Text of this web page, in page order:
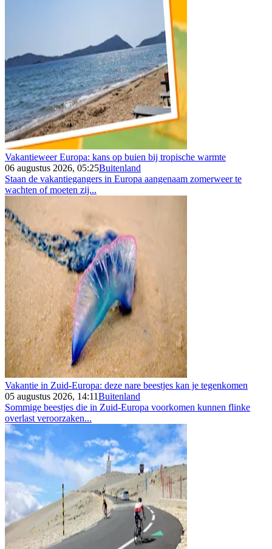
Vakantieweer Europa: kans op buien bij tropische warmte
06 augustus 2026, 05:25Buitenland
Staan de vakantiegangers in Europa aangenaam zomerweer te
wachten of moeten zij...
Vakantie in Zuid-Europa: deze nare beestjes kan je tegenkomen
05 augustus 2026, 14:11Buitenland
Sommige beestjes die in Zuid-Europa voorkomen kunnen flinke
overlast veroorzaken...